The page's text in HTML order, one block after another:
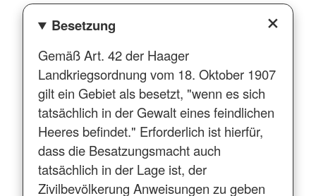
Besetzung
Gemäß Art. 42 der Haager
Landkriegsordnung vom 18. Oktober 1907
gilt ein Gebiet als besetzt, "wenn es sich
tatsächlich in der Gewalt eines feindlichen
Heeres befindet." Erforderlich ist hierfür,
dass die Besatzungsmacht auch
tatsächlich in der Lage ist, der
Zivilbevölkerung Anweisungen zu geben